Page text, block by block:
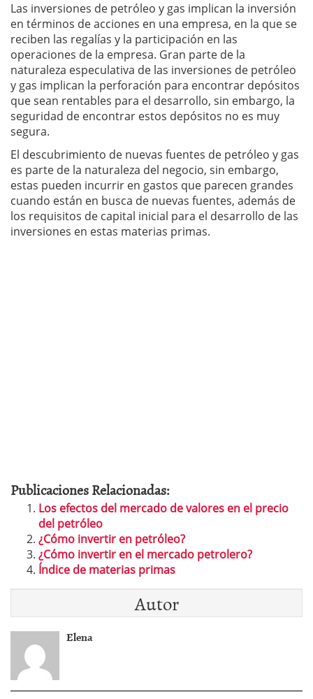
Las inversiones de petróleo y gas implican la inversión
en términos de acciones en una empresa, en la que se
reciben las regalías y la participación en las
operaciones de la empresa. Gran parte de la
naturaleza especulativa de las inversiones de petróleo
y gas implican la perforación para encontrar depósitos
que sean rentables para el desarrollo, sin embargo, la
seguridad de encontrar estos depósitos no es muy
segura.
El descubrimiento de nuevas fuentes de petróleo y gas
es parte de la naturaleza del negocio, sin embargo,
estas pueden incurrir en gastos que parecen grandes
cuando están en busca de nuevas fuentes, además de
los requisitos de capital inicial para el desarrollo de las
inversiones en estas materias primas.
Publicaciones Relacionadas:
Los efectos del mercado de valores en el precio
del petróleo
¿Cómo invertir en petróleo?
¿Cómo invertir en el mercado petrolero?
Índice de materias primas
Autor
Elena